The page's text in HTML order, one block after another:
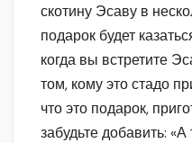
скотину Эсаву в
подарок будет
когда вы встретите
том, кому это стадо
что это подарок,
забудьте добавить: «А